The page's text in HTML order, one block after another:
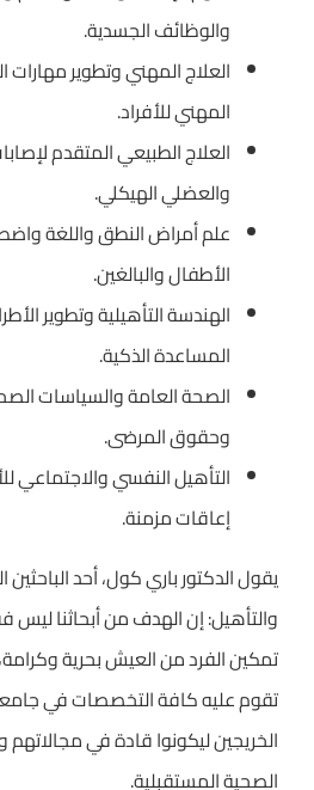
والوظائف الجسدية.
العلاج المهني وتطوير مهارات
المهني للأفراد.
العلاج الطبيعي المتقدم
والعضلي الهيكلي.
علم أمراض النطق واللغة
الأطفال والبالغين.
الهندسة التأهيلية وتطوير
المساعدة الذكية.
الصحة العامة والسياسات
وحقوق المرضى.
التأهيل النفسي والاجتماعي
إعاقات مزمنة.
يقول الدكتور باري كول، أحد الباحثين
والتأهيل: إن الهدف من أبحاثنا ليس
تمكين الفرد من العيش بحرية
تقوم عليه كافة التخصصات في جامعة
الخريجين ليكونوا قادة في
الصحية المستقبلية.